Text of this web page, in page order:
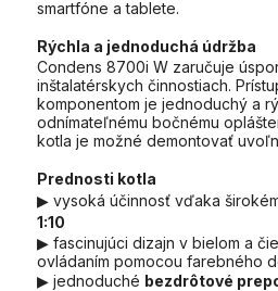
smartfóne a tablete.
Rýchla a jednoduchá údržba
Condens 8700i W zaručuje
inštalatérskych činnostiach.
komponentom je jednoduchý a
odnímateľnému bočnému
kotla je možné demontovať
Prednosti kotla
▶ vysoká účinnosť vďaka
1:10
▶ fascinujúci dizajn v bielom a
ovládaním pomocou farebného
▶ jednoduché bezdrôtové